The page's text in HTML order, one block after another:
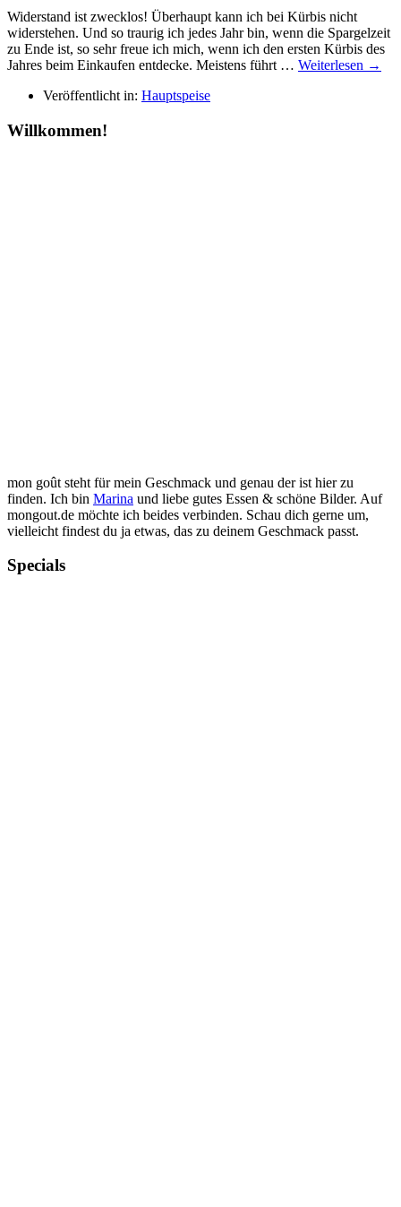
Widerstand ist zwecklos! Überhaupt kann ich bei Kürbis nicht
widerstehen. Und so traurig ich jedes Jahr bin, wenn die Spargelzeit
zu Ende ist, so sehr freue ich mich, wenn ich den ersten Kürbis des
Jahres beim Einkaufen entdecke. Meistens führt … Weiterlesen →
Veröffentlicht in: Hauptspeise
Willkommen!
mon goût steht für mein Geschmack und genau der ist hier zu
finden. Ich bin Marina und liebe gutes Essen & schöne Bilder. Auf
mongout.de möchte ich beides verbinden. Schau dich gerne um,
vielleicht findest du ja etwas, das zu deinem Geschmack passt.
Specials